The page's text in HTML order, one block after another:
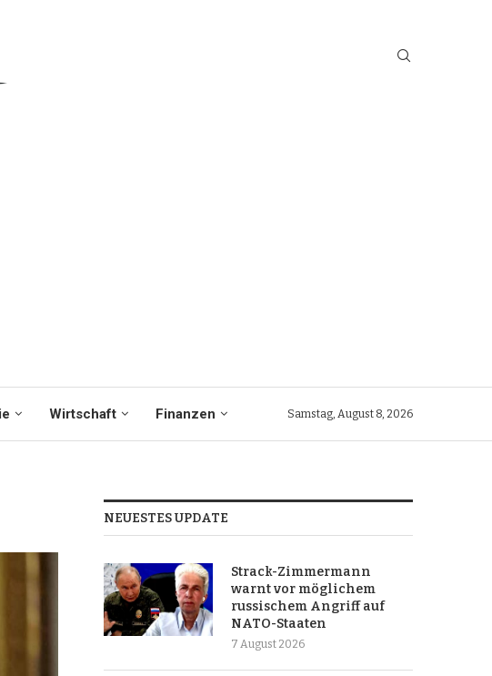
Wirtschaft Finanzen Samstag, August 8, 2026
NEUESTES UPDATE
Strack-Zimmermann
warnt vor möglichem
russischem Angriff auf
NATO-Staaten
7 August 2026